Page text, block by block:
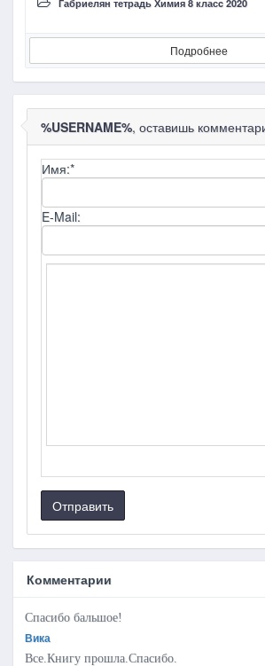
Габриелян тетрадь Химия 8 класc 2020
Подробнее
%USERNAME%, оставишь
Имя:*
E-Mail:
Отправить
Комментарии
Спасибо бальшое!
Вика
Все.Книгу прошла.Спасибо.